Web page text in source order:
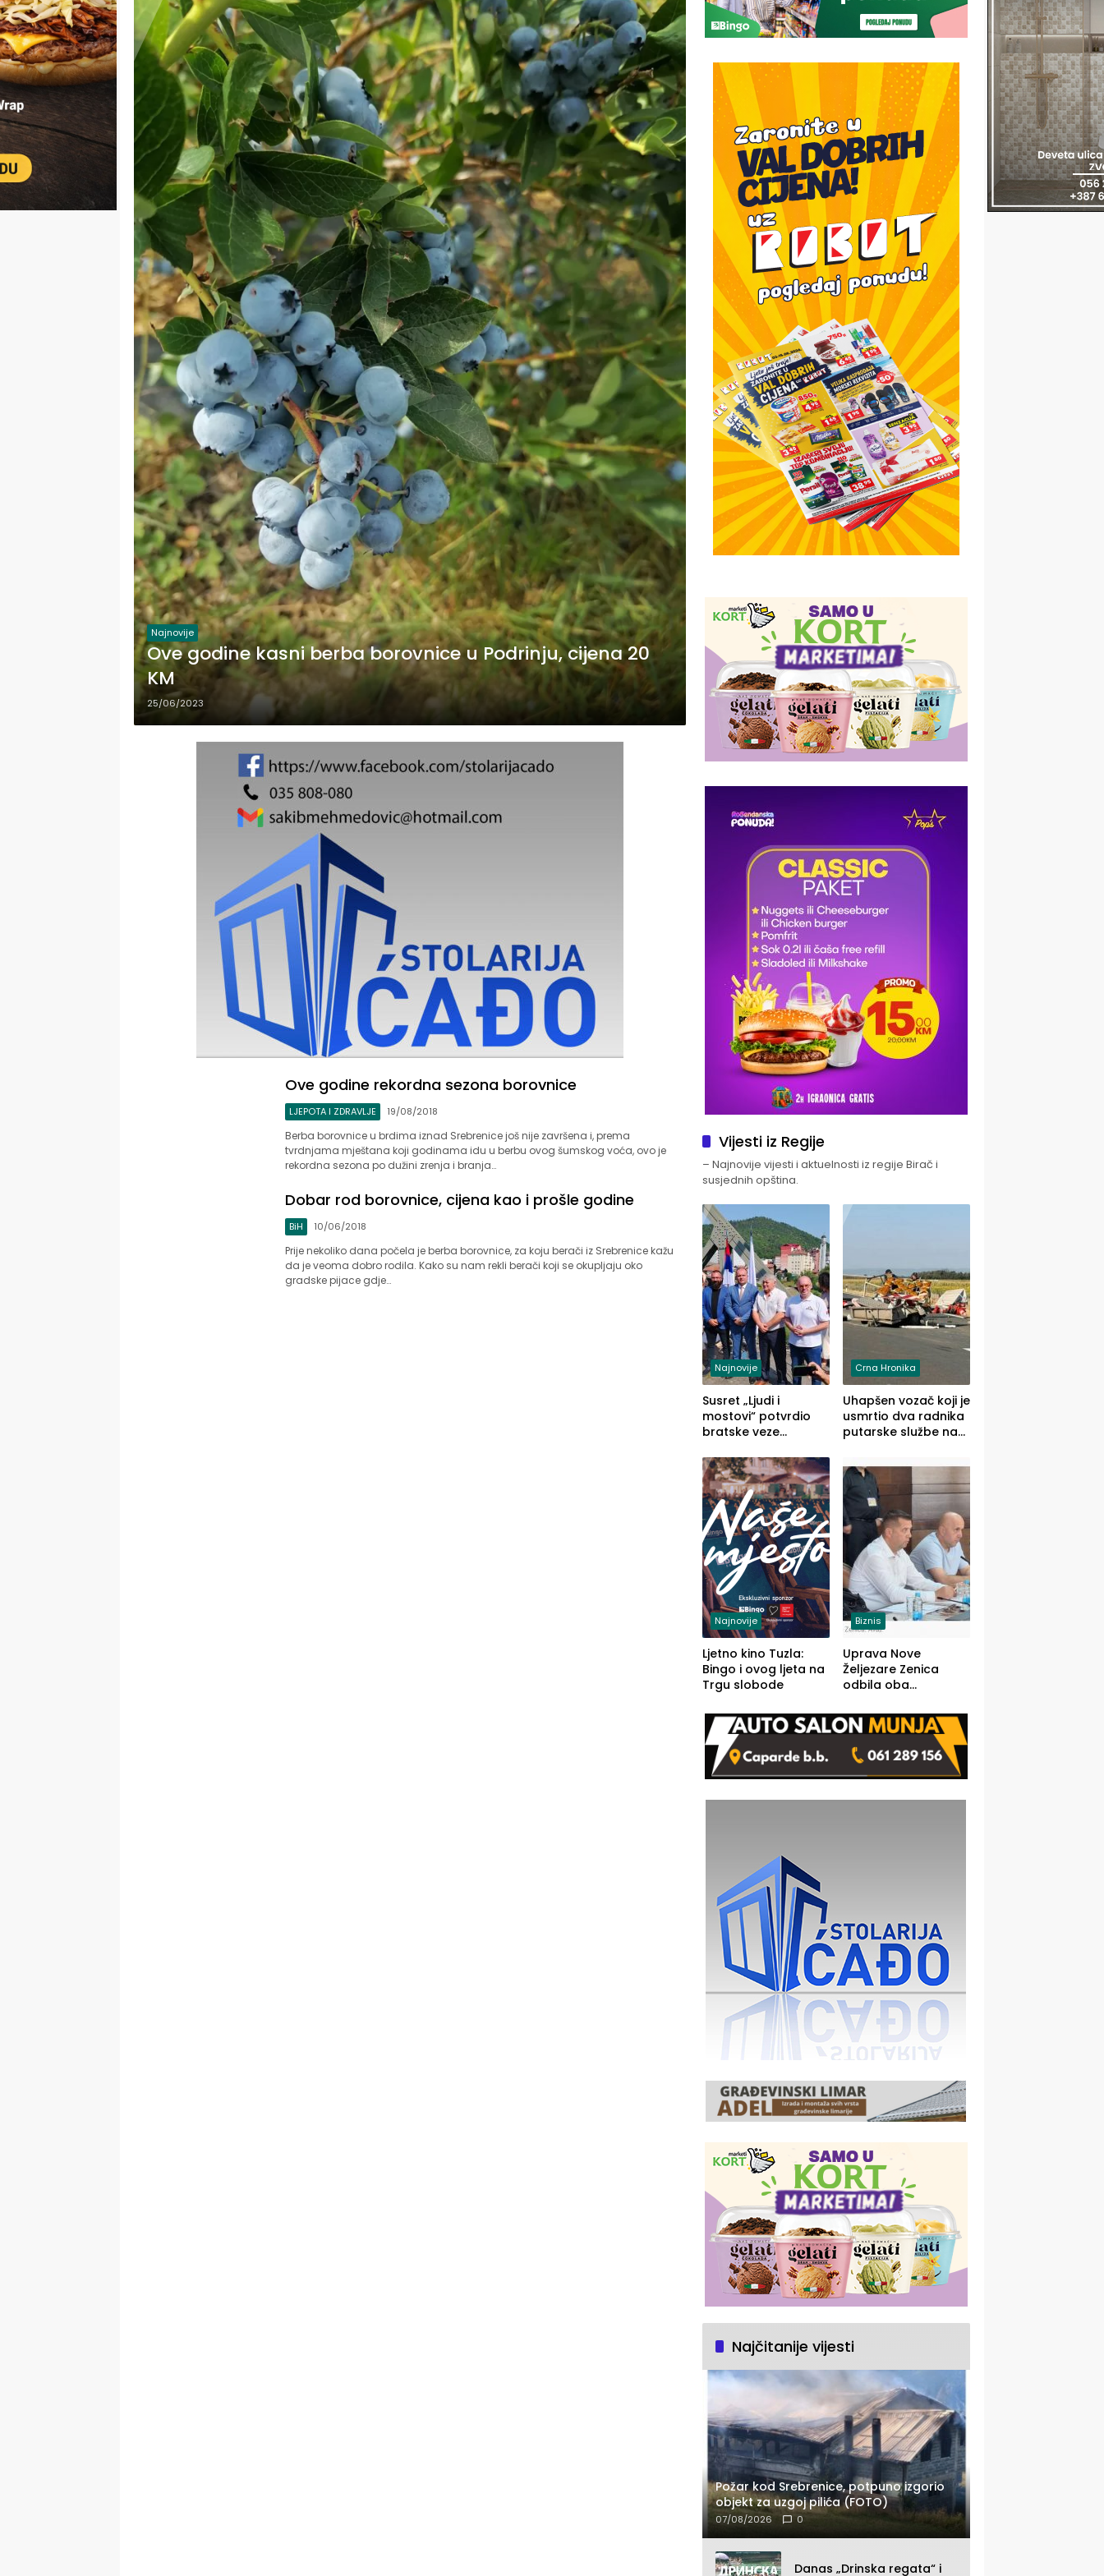
Najnovije
Ove godine kasni berba borovnice u Podrinju, cijena 20
KM
25/06/2023
Ove godine rekordna sezona borovnice
LJEPOTA I ZDRAVLJE 19/08/2018
Berba borovnice u brdima iznad Srebrenice još nije završena i, prema
tvrdnjama mještana koji godinama idu u berbu ovog šumskog voća, ovo je
rekordna sezona po dužini zrenja i branja…
Dobar rod borovnice, cijena kao i prošle godine
BiH 10/06/2018
Prije nekoliko dana počela je berba borovnice, za koju berači iz Srebrenice kažu
da je veoma dobro rodila. Kako su nam rekli berači koji se okupljaju oko
gradske pijace gdje…
Vijesti iz Regije
– Najnovije vijesti i aktuelnosti iz regije Birač i
susjednih opština.
Najnovije
Susret „Ljudi i
mostovi“ potvrdio
bratske veze
Zvornika
Crna Hronika
Uhapšen vozač koji je
usmrtio dva radnika
putarske službe na
prema Šapcu
(FOTO)
Najnovije
Ljetno kino Tuzla:
Bingo i ovog ljeta na
Trgu slobode
Biznis
Uprava Nove
Željezare Zenica
odbila oba
FBiH: Ustrajni da je
stečaj jedino rješenje
Najčitanije vijesti
Požar kod Srebrenice, potpuno izgorio
objekt za uzgoj pilića (FOTO)
07/08/2026 0
Danas „Drinska regata“ i